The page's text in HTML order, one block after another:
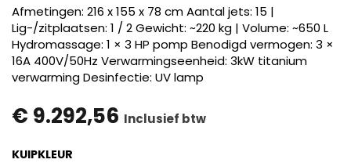
Afmetingen: 216 x 155 x 78 cm Aantal jets: 15 |
Lig-/zitplaatsen: 1 / 2 Gewicht: ~220 kg | Volume: ~650 L
Hydromassage: 1 × 3 HP pomp Benodigd vermogen: 3 ×
16A 400V/50Hz Verwarmingseenheid: 3kW titanium
verwarming Desinfectie: UV lamp
€ 9.292,56 Inclusief btw
KUIPKLEUR